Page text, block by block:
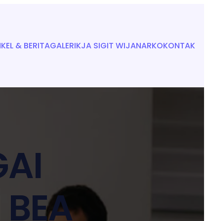
& BERITAGALERIKJA SIGIT WIJANARKOKONTAK